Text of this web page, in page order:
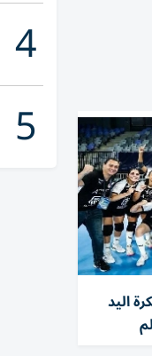
اليد
4
5